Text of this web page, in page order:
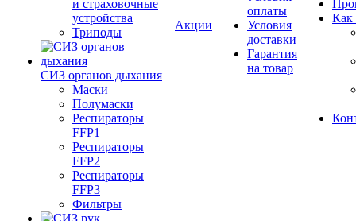
и страховочные
устройства
Триподы
СИЗ органов дыхания
Маски
Полумаски
Респираторы
FFP1
Респираторы
FFP2
Респираторы
FFP3
Фильтры
Акции
оплаты
Условия
доставки
Гарантия
на товар
Как